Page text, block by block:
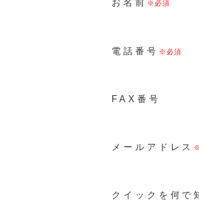
お名前
電話番号
FAX番号
メールアドレス
クイックを何で